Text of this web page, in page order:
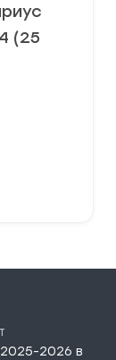
(25
2025-2026 в